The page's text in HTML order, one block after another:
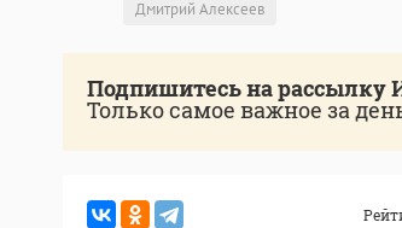
Дмитрий Алексеев
Подпишитесь на рассылку
Только самое важное за